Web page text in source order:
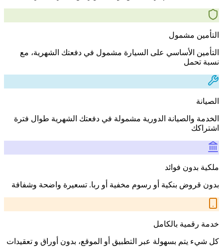
التأمين مشمول
التأمين الأساسي على السيارة مشمول في دفعتك الشهرية، مع
نسبة تحمل
الصيانة
الخدمة والصيانة الدورية مشمولة في دفعتك الشهرية طوال فترة
اشتراكك
ملكية بدون فوائد
بدون قروض بنكية أو رسوم مخفية أو ربا. تسعيرة واضحة وشفافة
خدمة رقمية بالكامل
كل شيء يتم بسهولة عبر التطبيق أو الموقع، بدون أوراق و تعقيدات